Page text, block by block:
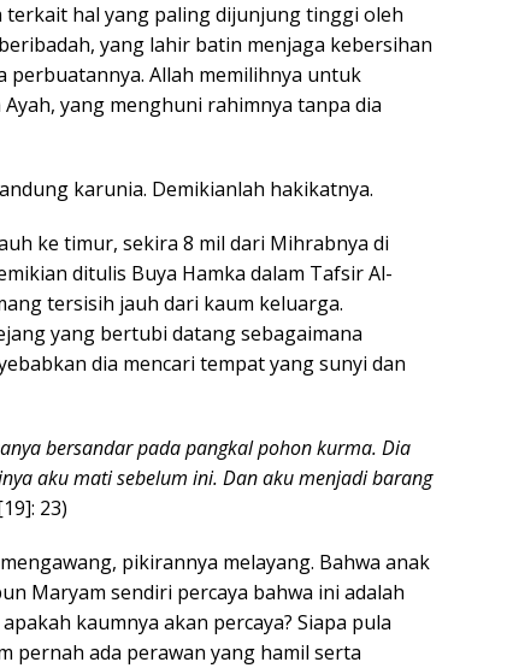
hal yang paling dijunjung tinggi oleh
yang lahir batin menjaga kebersihan
perbuatannya. Allah memilihnya untuk
yang menghuni rahimnya tanpa dia
karunia. Demikianlah hakikatnya.
ke timur, sekira 8 mil dari Mihrabnya di
ditulis Buya Hamka dalam Tafsir Al-
tersisih jauh dari kaum keluarga.
yang bertubi datang sebagaimana
dia mencari tempat yang sunyi dan
bersandar pada pangkal pohon kurma. Dia
aku mati sebelum ini. Dan aku menjadi barang
23)
pikirannya melayang. Bahwa anak
Maryam sendiri percaya bahwa ini adalah
kaumnya akan percaya? Siapa pula
pernah ada perawan yang hamil serta